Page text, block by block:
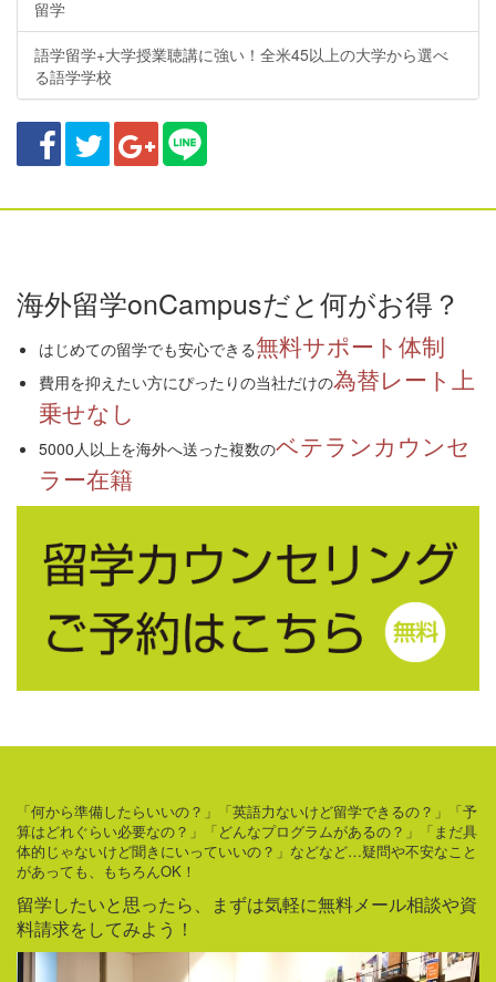
留学
語学留学+大学授業聴講に強い！全米45以上の大学から選べ
る語学学校
海外留学onCampusだと何がお得？
はじめての留学でも安心できる無料サポート体制
費用を抑えたい方にぴったりの当社だけの為替レート上
乗せなし
5000人以上を海外へ送った複数のベテランカウンセ
ラー在籍
「何から準備したらいいの？」「英語力ないけど留学できるの？」「予
算はどれぐらい必要なの？」「どんなプログラムがあるの？」「まだ具
体的じゃないけど聞きにいっていいの？」などなど…疑問や不安なこと
があっても、もちろんOK！
留学したいと思ったら、まずは気軽に無料メール相談や資
料請求をしてみよう！